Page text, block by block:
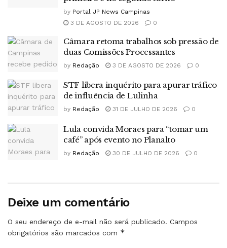
by Portal JP News Campinas
3 DE AGOSTO DE 2026
0
Câmara retoma trabalhos sob pressão de
duas Comissões Processantes
by Redação 3 DE AGOSTO DE 2026 0
STF libera inquérito para apurar tráfico
de influência de Lulinha
by Redação 31 DE JULHO DE 2026 0
Lula convida Moraes para “tomar um
café” após evento no Planalto
by Redação 30 DE JULHO DE 2026 0
Deixe um comentário
O seu endereço de e-mail não será publicado. Campos
obrigatórios são marcados com *